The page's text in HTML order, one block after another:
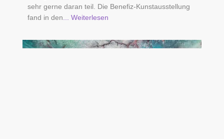
sehr gerne daran teil. Die Benefiz-Kunstausstellung
fand in den ... Weiterlesen